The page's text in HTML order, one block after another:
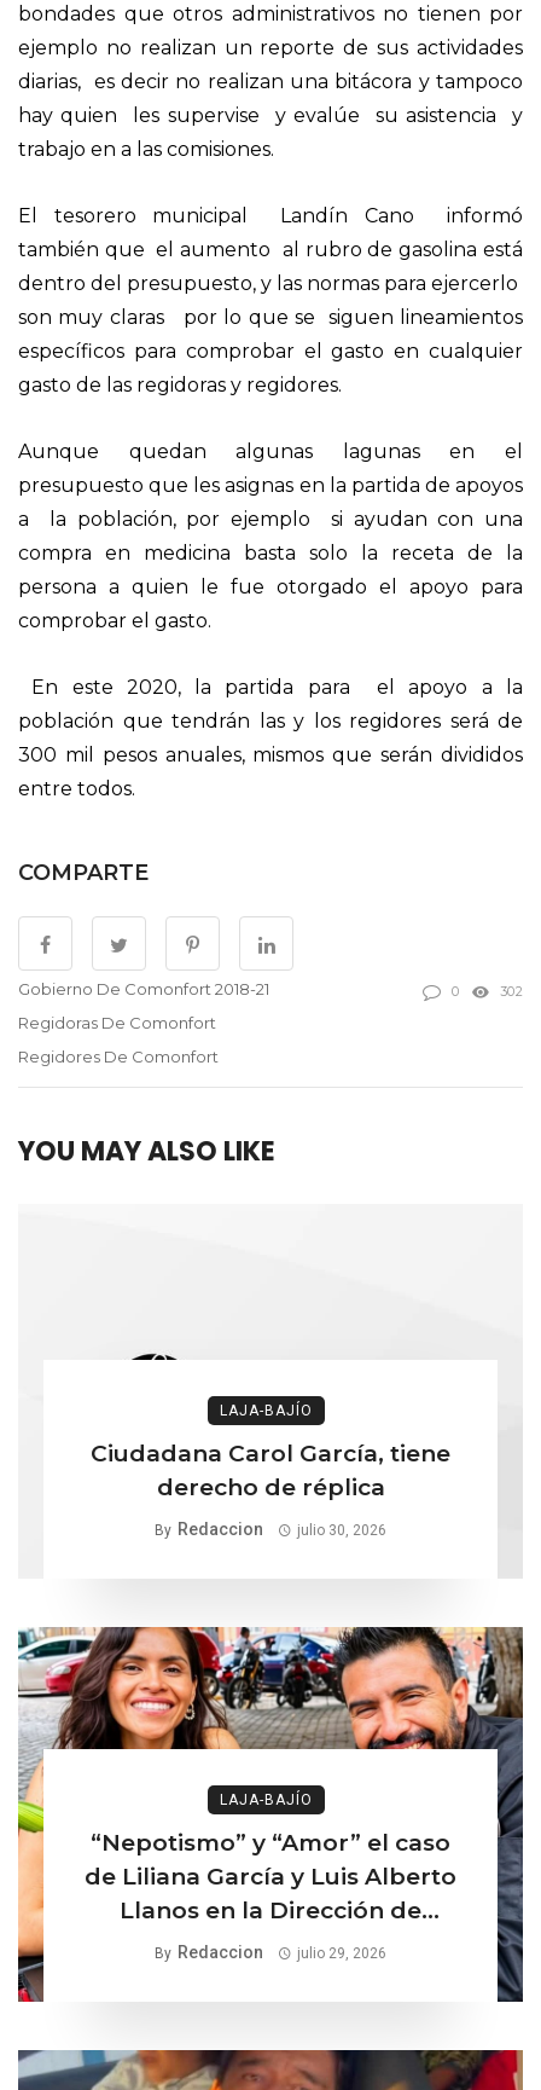
bondades que otros administrativos no tienen por
ejemplo no realizan un reporte de sus actividades
diarias, es decir no realizan una bitácora y tampoco
hay quien les supervise y evalúe su asistencia y
trabajo en a las comisiones.
El tesorero municipal Landín Cano informó
también que el aumento al rubro de gasolina está
dentro del presupuesto, y las normas para ejercerlo
son muy claras por lo que se siguen lineamientos
específicos para comprobar el gasto en cualquier
gasto de las regidoras y regidores.
Aunque quedan algunas lagunas en el
presupuesto que les asignas en la partida de apoyos
a la población, por ejemplo si ayudan con una
compra en medicina basta solo la receta de la
persona a quien le fue otorgado el apoyo para
comprobar el gasto.
En este 2020, la partida para el apoyo a la
población que tendrán las y los regidores será de
300 mil pesos anuales, mismos que serán divididos
entre todos.
COMPARTE
Gobierno De Comonfort 2018-21
Regidoras De Comonfort
Regidores De Comonfort
0 302
YOU MAY ALSO LIKE
LAJA-BAJÍO
Ciudadana Carol García, tiene
derecho de réplica
By Redaccion julio 30, 2026
LAJA-BAJÍO
“Nepotismo” y “Amor” el caso
de Liliana García y Luis Alberto
Llanos en la Dirección de
Turismo de Comonfort la línea
By Redaccion julio 29, 2026